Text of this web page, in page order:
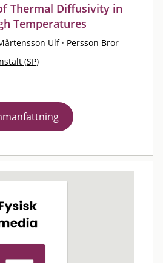
Thermal Diffusivity in
Temperatures
Ulf · Persson Bror
(SP)